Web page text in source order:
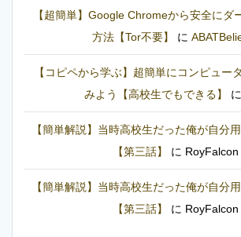
【超簡単】Google Chromeから安全にダ
方法【Tor不要】
に
【コピペから学ぶ】超簡単にコンピュー
みよう【高校生でもできる】
に
【簡単解説】当時高校生だった俺が自分
【第三話】
に RoyFalcon
【簡単解説】当時高校生だった俺が自分
【第三話】
に RoyFalcon